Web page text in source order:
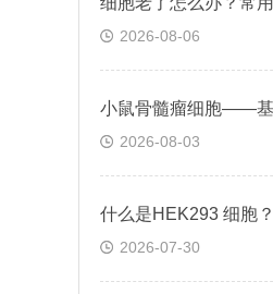
2026-08-06
2026-08-03
2026-07-30